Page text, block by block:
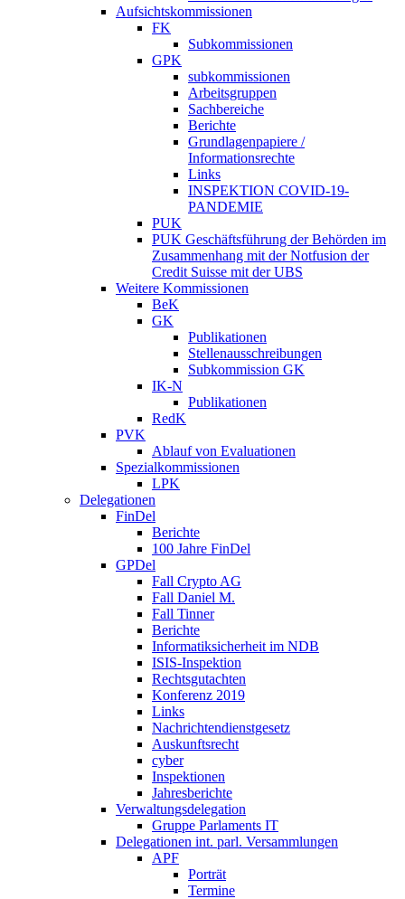
Aufsichtskommissionen
FK
Subkommissionen
GPK
subkommissionen
Arbeitsgruppen
Sachbereiche
Berichte
Grundlagenpapiere /
Informationsrechte
Links
INSPEKTION COVID-19-
PANDEMIE
PUK
PUK Geschäftsführung der Behörden im
Zusammenhang mit der Notfusion der
Credit Suisse mit der UBS
Weitere Kommissionen
BeK
GK
Publikationen
Stellenausschreibungen
Subkommission GK
IK-N
Publikationen
RedK
PVK
Ablauf von Evaluationen
Spezialkommissionen
LPK
Delegationen
FinDel
Berichte
100 Jahre FinDel
GPDel
Fall Crypto AG
Fall Daniel M.
Fall Tinner
Berichte
Informatiksicherheit ­im NDB
ISIS-Inspektion
Rechtsgutachten
Konferenz 2019
Links
Nachrichtendienstgesetz
Auskunftsrecht
cyber
Inspektionen
Jahresberichte
Verwaltungsdelegation
Gruppe Parlaments IT
Delegationen int. parl. Versammlungen
APF
Porträt
Termine